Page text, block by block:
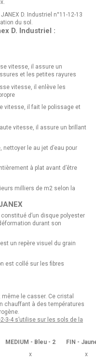
D. Industriel n°11-12-13
du sol.
D. Industriel :
vitesse, il assure un
et les petites rayures
vitesse, il enlève les
vitesse, il fait le polissage et
vitesse, il assure un brillant
le au jet d’eau pour
à plat avant d’être
milliers de m2 selon la
d’un disque polyester
durant son
un repère visuel du grain
est collé sur les fibres
le casser. Ce cristal
chauffant à des températures
3-4 s’utilise sur les sols de la
MEDIUM - Bleu - 2
FIN -
x
x